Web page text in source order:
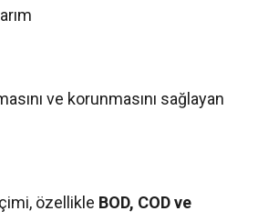
ve korunmasını sağlayan
özellikle BOD, COD ve